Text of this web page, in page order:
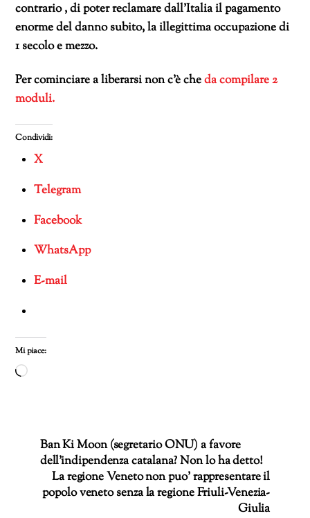
contrario , di poter reclamare dall’Italia il pagamento
enorme del danno subito, la illegittima occupazione di
1 secolo e mezzo.
Per cominciare a liberarsi non c’è cheda compilare 2
moduli.
Condividi:
X
Telegram
Facebook
WhatsApp
E-mail
Mi piace:
Caricamento
Ban Ki Moon (segretario ONU) a favore
dell’indipendenza catalana? Non lo ha detto!
La regione Veneto non puo’ rappresentare il
popolo veneto senza la regione Friuli-Venezia-
Giulia